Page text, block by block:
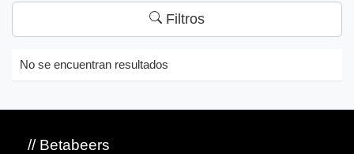
Filtros
No se encuentran resultados
// Betabeers